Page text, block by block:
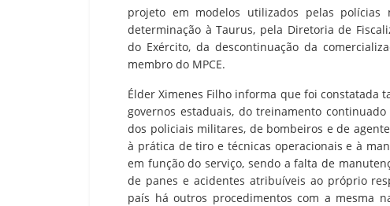
projeto em modelos utilizados pelas polícias
determinação à Taurus, pela Diretoria de
do Exército, da descontinuação da
membro do MPCE.
Élder Ximenes Filho informa que foi constatada
governos estaduais, do treinamento
dos policiais militares, de bombeiros e de
à prática de tiro e técnicas operacionais e à
em função do serviço, sendo a falta de
de panes e acidentes atribuíveis ao próprio
país há outros procedimentos com a mesma